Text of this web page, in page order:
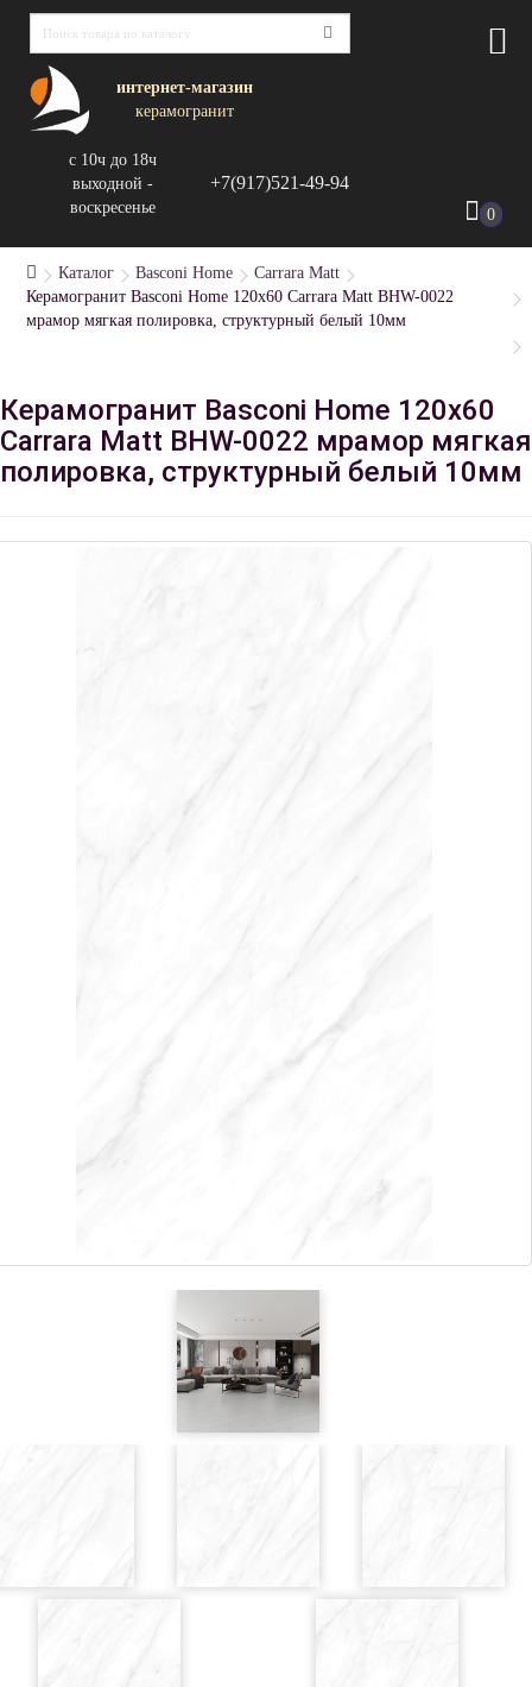
интернет-магазин
керамогранит
с 10ч до 18ч
выходной -
воскресенье
+7(917)521-49-94
0
Каталог Basconi Home
Carrara Matt
Керамогранит Basconi Home 120x60 Carrara Matt BHW-0022
мрамор мягкая полировка, структурный белый 10мм
Керамогранит Basconi Home 120x60
Carrara Matt BHW-0022 мрамор мягкая
полировка, структурный белый 10мм